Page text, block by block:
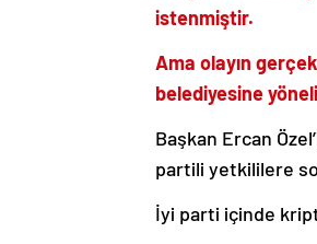
istenmiştir.
Ama olayın
belediyesine
Başkan Ercan
partili yetkililere
İyi parti içinde